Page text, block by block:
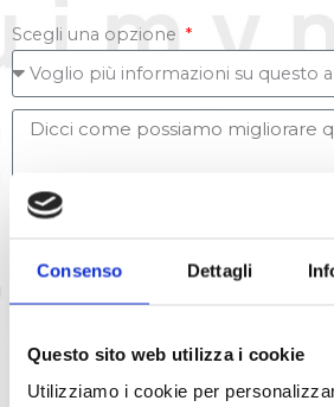
Consenso Dettagli
Questo sito web utilizza i cookie
Utilizziamo i cookie per
Scegli una opzione
Accetto la Privacy Policy del sito